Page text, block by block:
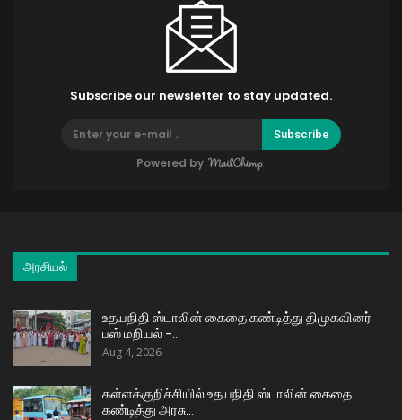
Subscribe our newsletter to stay updated.
Subscribe
Powered by
அரசியல்
உதயநிதி ஸ்டாலின் கைதை கண்டித்து திமுகவினர்
பஸ் மறியல் –…
Aug 4, 2026
கள்ளக்குறிச்சியில் உதயநிதி ஸ்டாலின் கைதை
கண்டித்து அரசு…